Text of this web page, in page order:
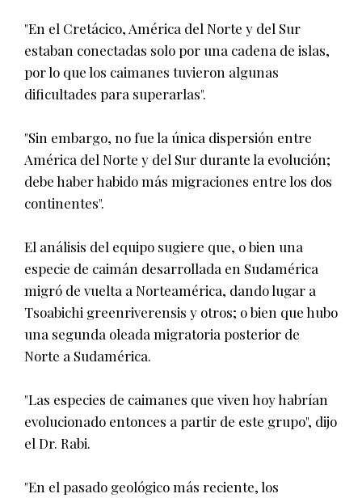
"En el Cretácico, América del Norte y del Sur
estaban conectadas solo por una cadena de islas,
por lo que los caimanes tuvieron algunas
dificultades para superarlas".
"Sin embargo, no fue la única dispersión entre
América del Norte y del Sur durante la evolución;
debe haber habido más migraciones entre los dos
continentes".
El análisis del equipo sugiere que, o bien una
especie de caimán desarrollada en Sudamérica
migró de vuelta a Norteamérica, dando lugar a
Tsoabichi greenriverensis y otros; o bien que hubo
una segunda oleada migratoria posterior de
Norte a Sudamérica.
"Las especies de caimanes que viven hoy habrían
evolucionado entonces a partir de este grupo", dijo
el Dr. Rabi.
"En el pasado geológico más reciente, los